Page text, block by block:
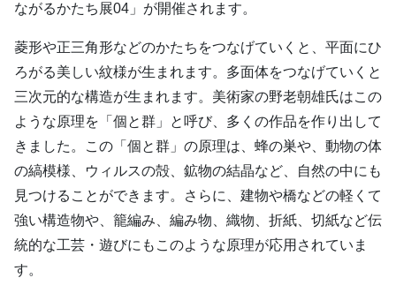
ながるかたち展04」が開催されます。
菱形や正三角形などのかたちをつなげていくと、平面にひ
ろがる美しい紋様が生まれます。多面体をつなげていくと
三次元的な構造が生まれます。美術家の野老朝雄氏はこの
ような原理を「個と群」と呼び、多くの作品を作り出して
きました。この「個と群」の原理は、蜂の巣や、動物の体
の縞模様、ウィルスの殻、鉱物の結晶など、自然の中にも
見つけることができます。さらに、建物や橋などの軽くて
強い構造物や、籠編み、編み物、織物、折紙、切紙など伝
統的な工芸・遊びにもこのような原理が応用されていま
す。